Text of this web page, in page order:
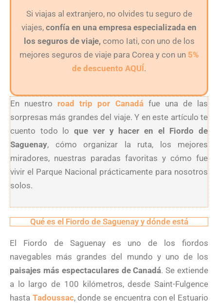
Si viajas al extranjero, no olvides tu seguro de
viajes, confía en una empresa especializada en
los seguros de viaje,como Iati, con uno de los
mejores seguros de viaje para Corea y con un 5%
de descuento AQUÍ.
En nuestro road trip por Canadáfue una de las
sorpresas más grandes del viaje. Y en este artículo te
cuento todo loque ver y hacer en el Fiordo de
Saguenay, cómo organizar la ruta, los mejores
miradores, nuestras paradas favoritas y cómo fue
vivir el Parque Nacional prácticamente para nosotros
solos.
Qué es el Fiordo de Saguenay y dónde está
El Fiordo de Saguenay es uno de los fiordos
navegables más grandes del mundo y uno de los
paisajes más espectaculares de Canadá. Se extiende
a lo largo de 100 kilómetros, desde Saint-Fulgence
hasta Tadoussac, donde se encuentra con el Estuario